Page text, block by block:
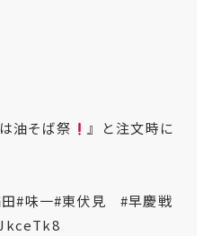
油そば祭
』と注文時に
#味一#東伏見
#早慶戦